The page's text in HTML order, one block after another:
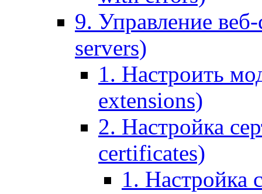
9. Управление
servers)
1. Настроить
extensions)
2. Настройка
certificates)
1. Настройка